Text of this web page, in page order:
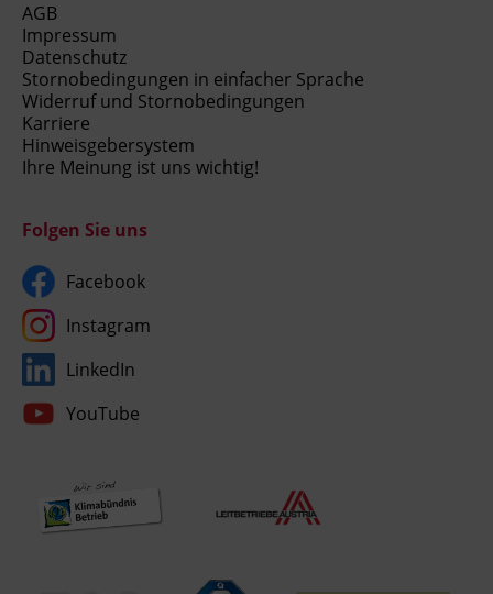
AGB
Impressum
Datenschutz
Stornobedingungen in einfacher Sprache
Widerruf und Stornobedingungen
Karriere
Hinweisgebersystem
Ihre Meinung ist uns wichtig!
Folgen Sie uns
Facebook
Instagram
LinkedIn
YouTube